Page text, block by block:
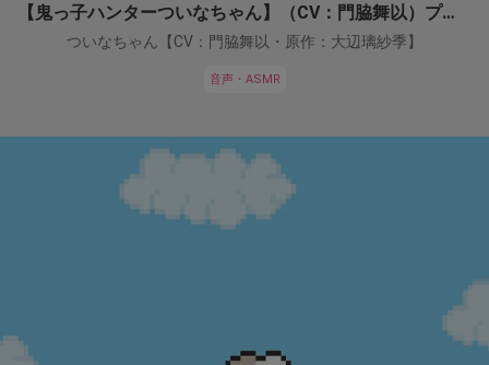
【鬼っ子ハンターついなちゃん】（CV：門脇舞以）プロジェクト！
ついなちゃん【CV：門脇舞以・原作：大辺璃紗季】
音声・ASMR